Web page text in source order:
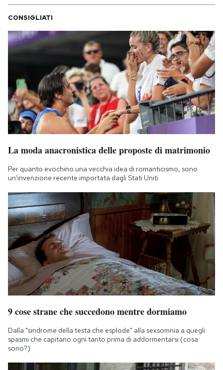
I MIEI PREFERITI
SHOP
CALENDARIO
AREA PERSONALE
Area Personale
Notifiche mobile
Regala il Post
Hai bisogno di aiuto?
Esci
CONSIGLIATI
La moda anacronistica delle proposte di matrimonio
Per quanto evochino una vecchia idea di romanticismo, sono
un'invenzione recente importata dagli Stati Uniti
9 cose strane che succedono mentre dormiamo
Dalla "sindrome della testa che esplode" alla sexsomnia a quegli
spasmi che capitano ogni tanto prima di addormentarsi (cosa
sono?)